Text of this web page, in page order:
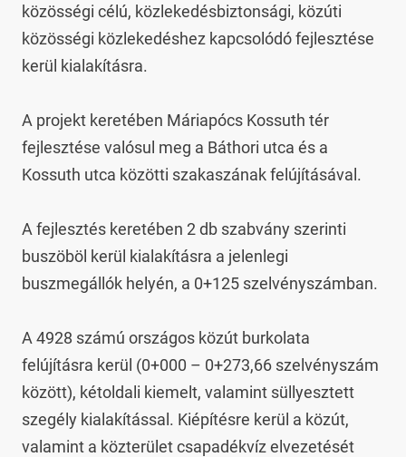
közösségi célú, közlekedésbiztonsági, közúti
közösségi közlekedéshez kapcsolódó fejlesztése
kerül kialakításra.
A projekt keretében Máriapócs Kossuth tér
fejlesztése valósul meg a Báthori utca és a
Kossuth utca közötti szakaszának felújításával.
A fejlesztés keretében 2 db szabvány szerinti
buszöböl kerül kialakításra a jelenlegi
buszmegállók helyén, a 0+125 szelvényszámban.
A 4928 számú országos közút burkolata
felújításra kerül (0+000 – 0+273,66 szelvényszám
között), kétoldali kiemelt, valamint süllyesztett
szegély kialakítással. Kiépítésre kerül a közút,
valamint a közterület csapadékvíz elvezetését